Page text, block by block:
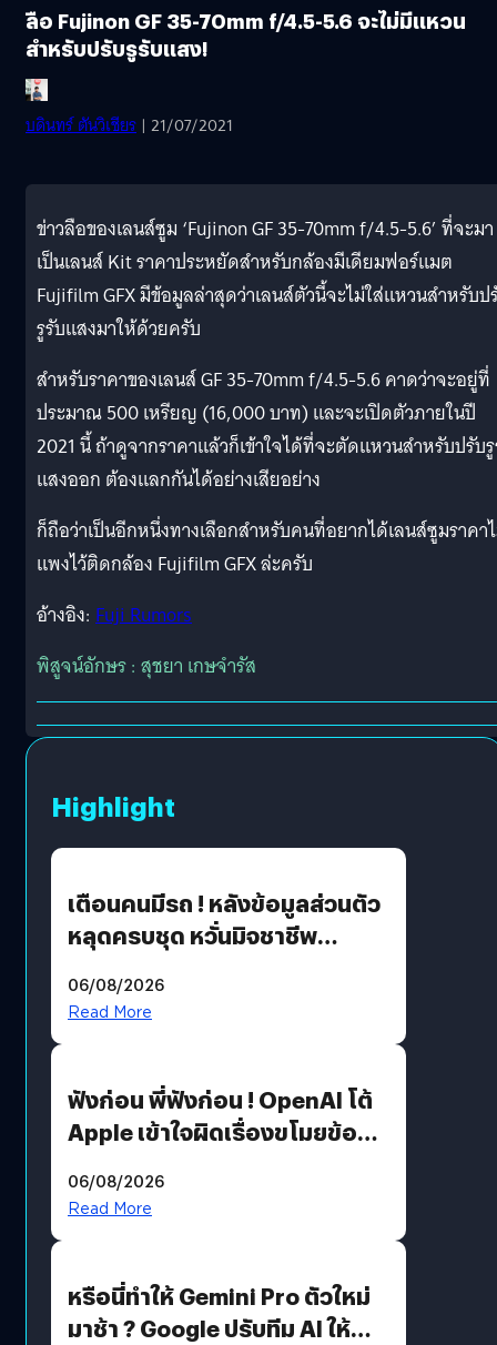
ลือ Fujinon GF 35-70mm f/4.5-5.6 จะไม่มีแหวน
สำหรับปรับรูรับแสง!
บดินทร์ ตันวิเชียร | 21/07/2021
ข่าวลือของเลนส์ซูม ‘Fujinon GF 35-70mm f/4.5-5.6’ ที่จะมา
เป็นเลนส์ Kit ราคาประหยัดสำหรับกล้องมีเดียมฟอร์แมต
Fujifilm GFX มีข้อมูลล่าสุดว่าเลนส์ตัวนี้จะไม่ใส่แหวนสำหรับป
รูรับแสงมาให้ด้วยครับ
สำหรับราคาของเลนส์ GF 35-70mm f/4.5-5.6 คาดว่าจะอยู่ที่
ประมาณ 500 เหรียญ (16,000 บาท) และจะเปิดตัวภายในปี
2021 นี้ ถ้าดูจากราคาแล้วก็เข้าใจได้ที่จะตัดแหวนสำหรับปรับ
แสงออก ต้องแลกกันได้อย่างเสียอย่าง
ก็ถือว่าเป็นอีกหนึ่งทางเลือกสำหรับคนที่อยากได้เลนส์ซูมราคา
แพงไว้ติดกล้อง Fujifilm GFX ล่ะครับ
อ้างอิง: Fuji Rumors
พิสูจน์อักษร : สุชยา เกษจำรัส
Highlight
เตือนคนมีรถ ! หลังข้อมูลส่วนตัว
หลุดครบชุด หวั่นมิจชาชีพ
รหัสผ่านหลุด ไม่ใช่แฮ็กเกอร์
06/08/2026
Read More
ฟังก่อน พี่ฟังก่อน ! OpenAI โต้
Apple เข้าใจผิดเรื่องขโมยข้อมูล
06/08/2026
Read More
หรือนี่ทำให้ Gemini Pro ตัวใหม่
มาช้า ? Google ปรับทีม AI ให้